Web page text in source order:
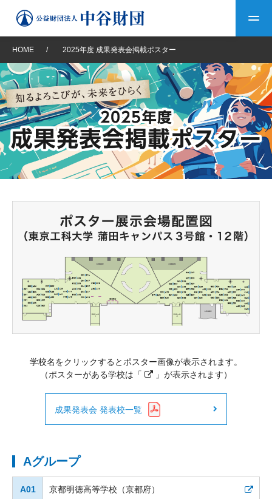
トップ
中谷財団について
中谷財団について 理事長挨拶
設立趣意書 財団概要
中谷財団40年史
役員・評議員 公開情報
年報一覧 中谷財団レポート
中谷財団事業紹介
中谷財団事業紹介 中谷賞
長期大型研究助成
大学院生奨学金
国際学生交流プログラ
ム
次世代理系人材育成プ
ログラム助成
中谷財団動画紹介
その他情報
基本方針
アクセス よくあるご質問
日本語 English マイページ
HOME / 2025年度 成果発表会掲載ポスター
学校名をクリックするとポスター画像が表示されます。
（ポスターがある学校は「
」が表示されます）
成果発表会 発表校一覧
Aグループ
A01 京都明徳高等学校（京都府）